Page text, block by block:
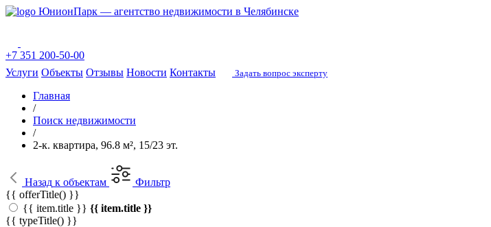
ЮнионПарк — агентство недвижимости в Челябинске
+7 351 200-50-00
Услуги Объекты Отзывы Новости Контакты Задать вопрос эксперту
Главная
/
Поиск недвижимости
/
2-к. квартира, 96.8 м², 15/23 эт.
Назад к объектам
Фильтр
{{ offerTitle() }}
{{ item.title }} {{ item.title }}
{{ typeTitle() }}